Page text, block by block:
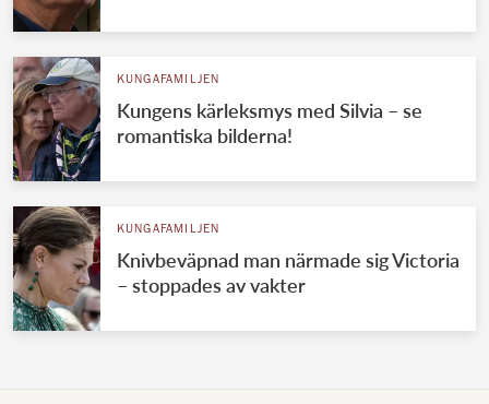
KUNGAFAMILJEN
Kungens kärleksmys med Silvia – se
romantiska bilderna!
KUNGAFAMILJEN
Knivbeväpnad man närmade sig Victoria
– stoppades av vakter